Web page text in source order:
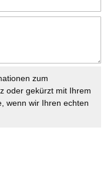
zum
oder gekürzt mit Ihrem
wenn wir Ihren echten